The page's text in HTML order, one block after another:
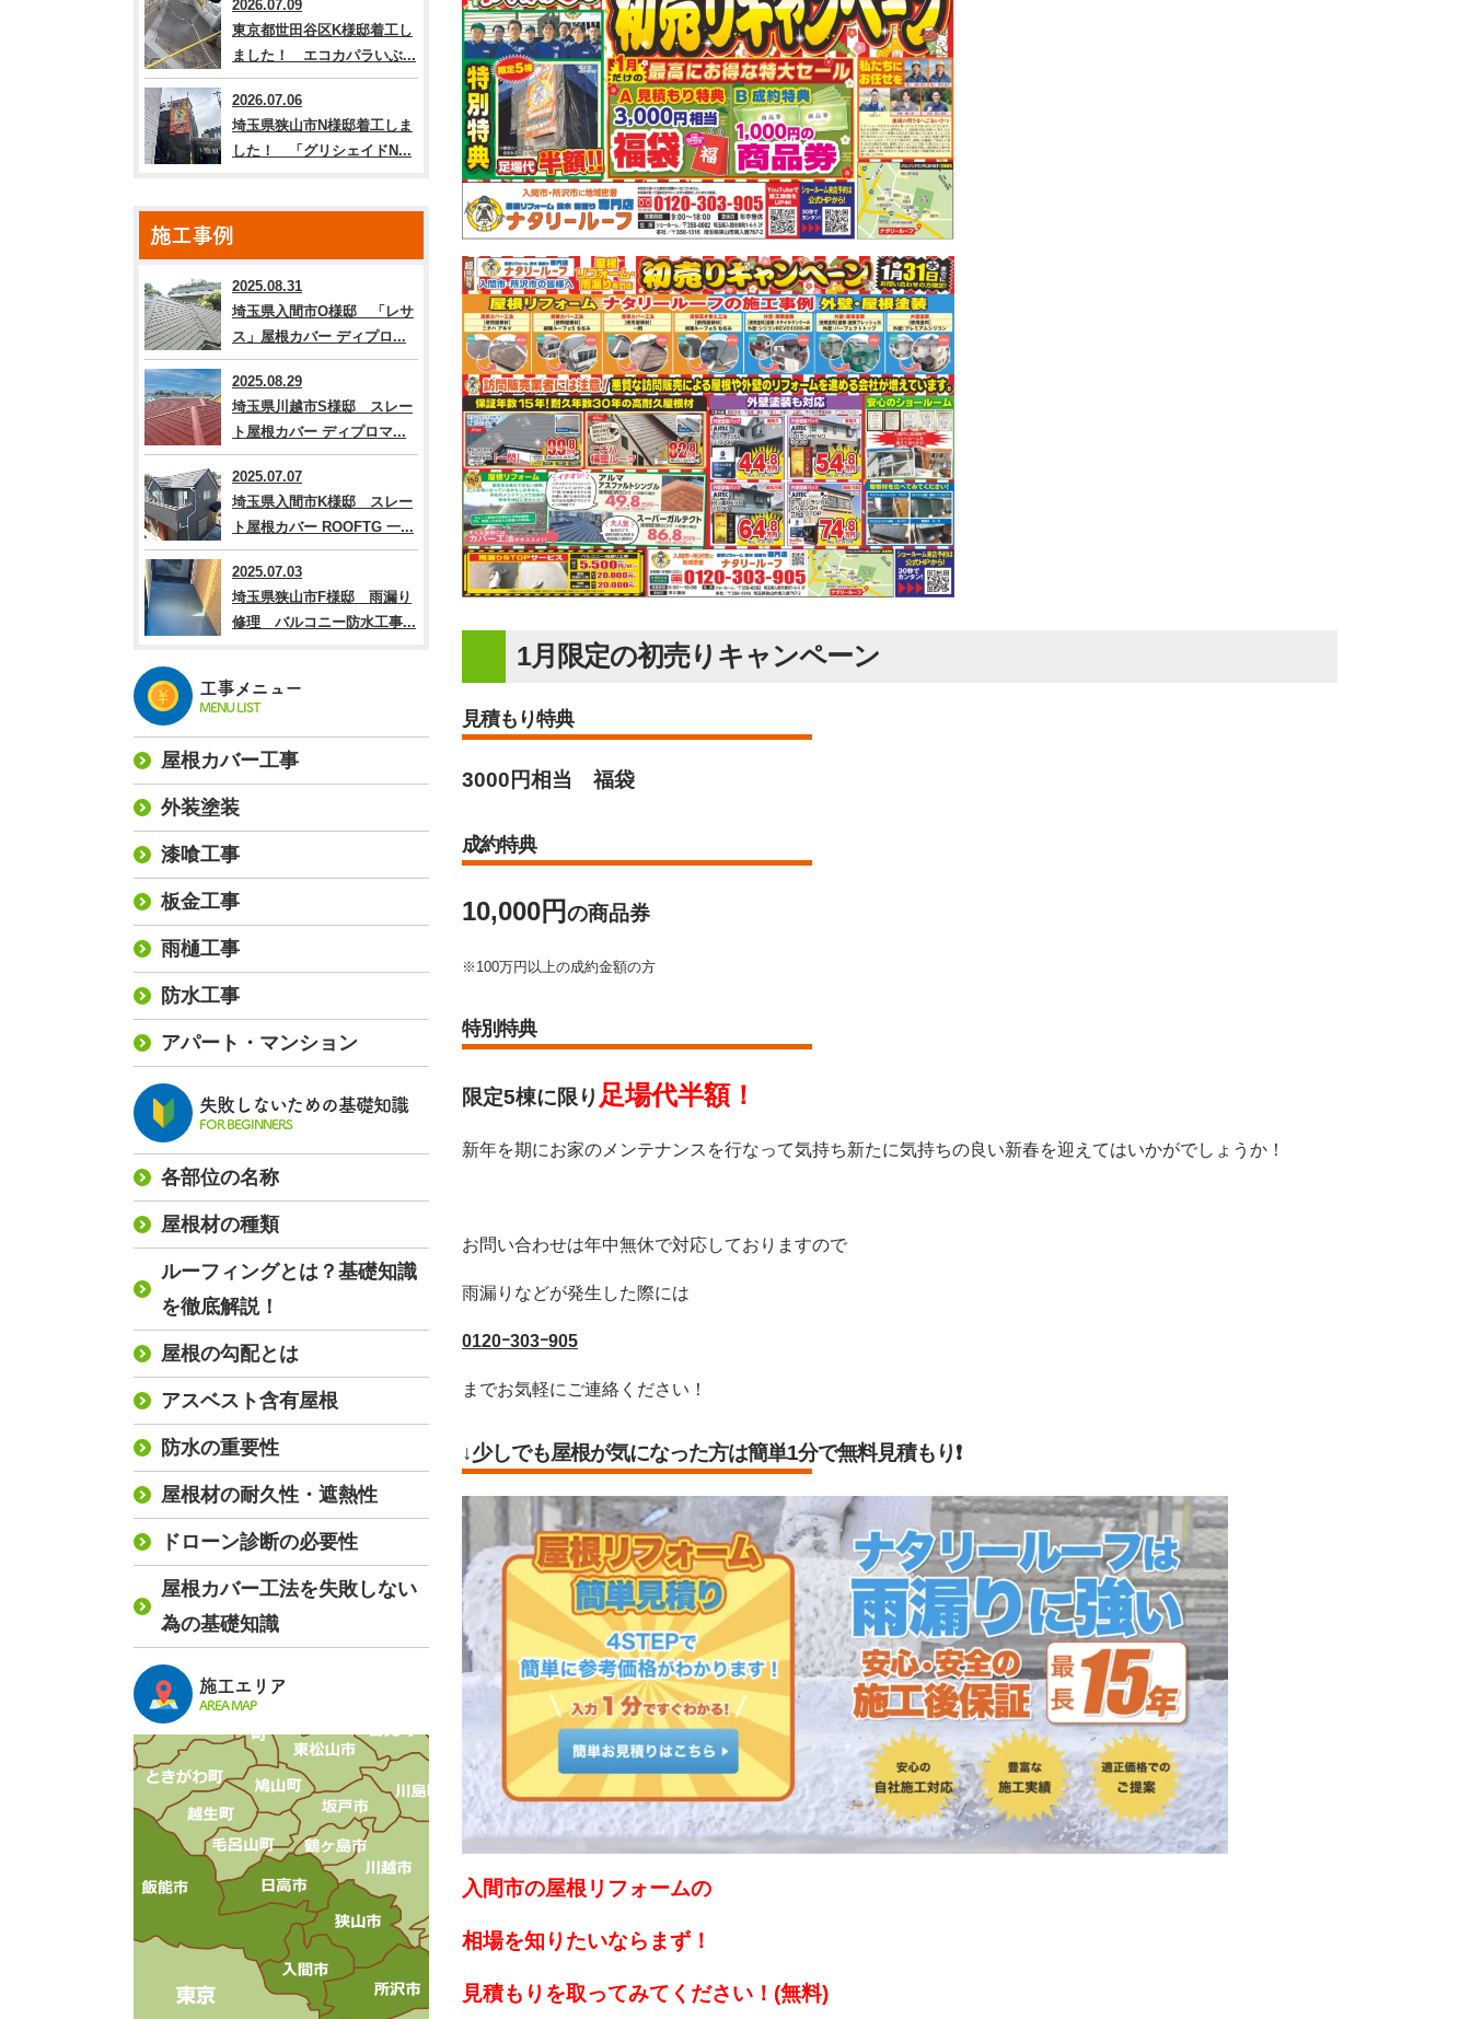
1月限定の初売りキャンペーン
見積もり特典
3000円相当 福袋
成約特典
10,000円の商品券
※100万円以上の成約金額の方
特別特典
限定5棟に限り 足場代半額！
新年を期にお家のメンテナンスを行なって気持ち新たに気持ちの良い新春を迎えてはいかがでしょうか！
お問い合わせは年中無休で対応しておりますので
雨漏りなどが発生した際には
0120ｰ303ｰ905
までお気軽にご連絡ください！
↓少しでも屋根が気になった方は簡単1分で無料見積もり❗️
入間市の屋根リフォームの
相場を知りたいなら まず！
見積もりを取ってみてください！(無料)
2026.07.09
東京都世田谷区K様邸着工し
ました！ エコカパラいぶ...
2026.07.06
埼玉県狭山市N様邸着工しま
した！ 「グリシェイドN...
施工事例
2025.08.31
埼玉県入間市O様邸 「レサ
ス」屋根カバー ディプロ...
2025.08.29
埼玉県川越市S様邸 スレー
ト屋根カバー ディプロマ...
2025.07.07
埼玉県入間市K様邸 スレー
ト屋根カバー ROOFTG 一...
2025.07.03
埼玉県狭山市F様邸 雨漏り
修理 バルコニー防水工事...
工事メニュー
MENU LIST
屋根カバー工事
外装塗装
漆喰工事
板金工事
雨樋工事
防水工事
アパート・マンション
失敗しないための基礎知識
FOR BEGINNERS
各部位の名称
屋根材の種類
ルーフィングとは？基礎知識
を徹底解説！
屋根の勾配とは
アスベスト含有屋根
防水の重要性
屋根材の耐久性・遮熱性
ドローン診断の必要性
屋根カバー工法を失敗しない
為の基礎知識
施工エリア
AREA MAP